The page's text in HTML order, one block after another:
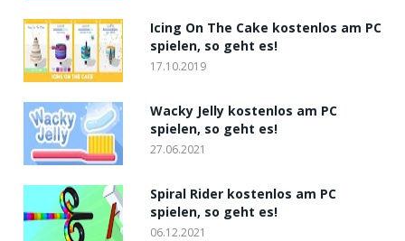
Icing On The Cake kostenlos am PC
spielen, so geht es!
17.10.2019
Wacky Jelly kostenlos am PC
spielen, so geht es!
27.06.2021
Spiral Rider kostenlos am PC
spielen, so geht es!
06.12.2021